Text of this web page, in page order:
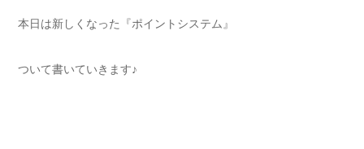
本日は新しくなった『ポイントシステム』
ついて書いていきます♪